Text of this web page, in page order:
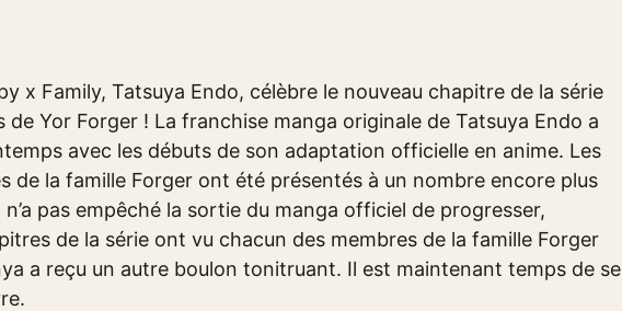
x Family, Tatsuya Endo, célèbre le nouveau chapitre de la série
de Yor Forger ! La franchise manga originale de Tatsuya Endo a
avec les débuts de son adaptation officielle en anime. Les
de la famille Forger ont été présentés à un nombre encore plus
pas empêché la sortie du manga officiel de progresser,
de la série ont vu chacun des membres de la famille Forger
a reçu un autre boulon tonitruant. Il est maintenant temps de se